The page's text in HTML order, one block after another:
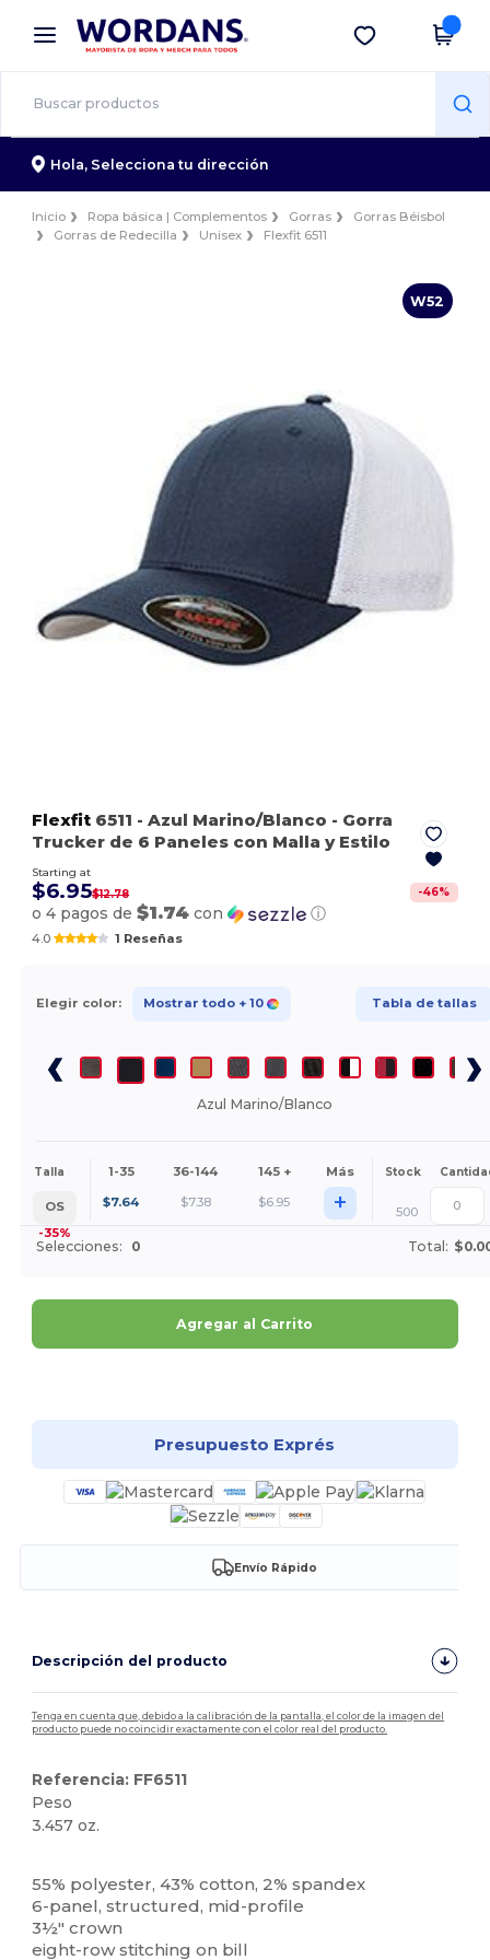
× App de Wordans
¡Mejores precios en app!
Descargar app
Hola, Selecciona tu dirección
Inicio Ropa básica | Complementos Gorras
Gorras Béisbol
Gorras de Redecilla
Unisex Flexfit 6511
W52
Flexfit 6511 - Azul Marino/Blanco - Gorra
Trucker de 6 Paneles con Malla y Estilo
Starting at
$6.95$12.78 -46%
o 4 pagos de$1.74 con ⓘ
4.0 1 Reseñas
Elegir color: Mostrar todo + 10 Tabla de tallas
Azul Marino/Blanco
Talla 1-35 36-144 145 + Más Stock
OS
-35%
$7.64 $7.38 $6.95 + 500
Selecciones: 0 Total:
Agregar al Carrito
Presupuesto Exprés
Envío Rápido
Descripción del producto
Tenga en cuenta que, debido a la calibración de la pantalla, el color de la imagen del
producto puede no coincidir exactamente con el color real del producto.
Referencia: FF6511
Peso
3.457 oz.
55% polyester, 43% cotton, 2% spandex
6-panel, structured, mid-profile
3½" crown
eight-row stitching on bill